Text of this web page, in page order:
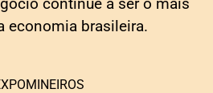
continue a ser o mais
economia brasileira.